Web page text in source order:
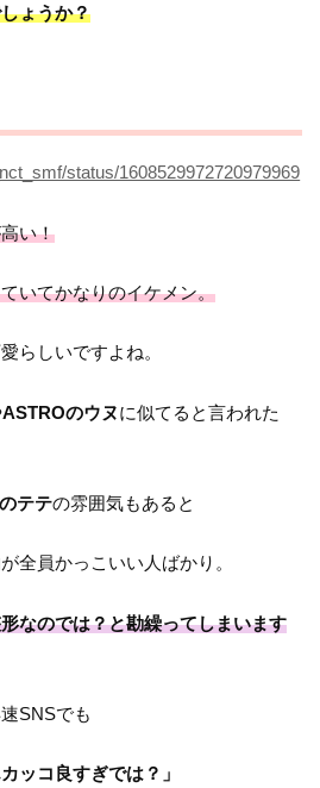
ょうか？
status/1608529972720979969
い！
いてかなりのイケメン。
らしいですよね。
ASTROのウヌに似てると言われた
テテの雰囲気もあると
全員かっこいい人ばかり。
なのでは？と勘繰ってしまいます
SNSでも
ッコ良すぎでは？」